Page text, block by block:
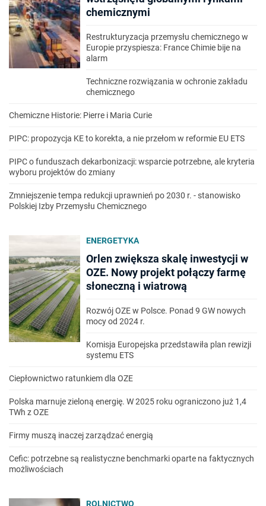
chemicznymi
Restrukturyzacja przemysłu chemicznego w
Europie przyspiesza: France Chimie bije na
alarm
Techniczne rozwiązania w ochronie zakładu
chemicznego
Chemiczne Historie: Pierre i Maria Curie
PIPC: propozycja KE to korekta, a nie przełom w reformie EU ETS
PIPC o funduszach dekarbonizacji: wsparcie potrzebne, ale kryteria
wyboru projektów do zmiany
Zmniejszenie tempa redukcji uprawnień po 2030 r. - stanowisko
Polskiej Izby Przemysłu Chemicznego
ENERGETYKA
Orlen zwiększa skalę inwestycji w
OZE. Nowy projekt połączy farmę
słoneczną i wiatrową
Rozwój OZE w Polsce. Ponad 9 GW nowych
mocy od 2024 r.
Komisja Europejska przedstawiła plan rewizji
systemu ETS
Ciepłownictwo ratunkiem dla OZE
Polska marnuje zieloną energię. W 2025 roku ograniczono już 1,4
TWh z OZE
Firmy muszą inaczej zarządzać energią
Cefic: potrzebne są realistyczne benchmarki oparte na faktycznych
możliwościach
ROLNICTWO